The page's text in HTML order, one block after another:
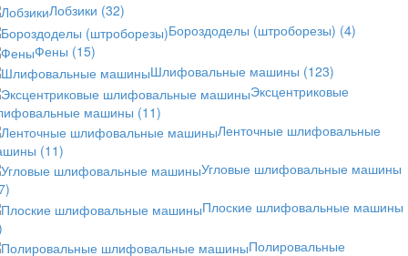
Лобзики (32)
Бороздоделы (штроборезы) (4)
Фены (15)
Шлифовальные машины (123)
Эксцентриковые
машины (11)
Ленточные шлифовальные
(11)
Угловые шлифовальные машины
Плоские шлифовальные машины
Полировальные